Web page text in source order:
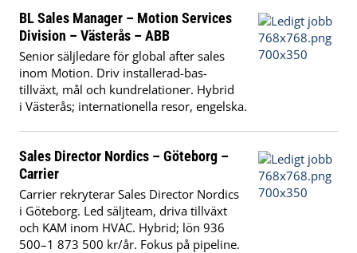
BL Sales Manager – Motion Services
Division – Västerås – ABB
Senior säljledare för global after sales
inom Motion. Driv installerad-bas-
tillväxt, mål och kundrelationer. Hybrid
i Västerås; internationella resor, engelska.
Sales Director Nordics – Göteborg –
Carrier
Carrier rekryterar Sales Director Nordics
i Göteborg. Led säljteam, driva tillväxt
och KAM inom HVAC. Hybrid; lön 936
500–1 873 500 kr/år. Fokus på pipeline.